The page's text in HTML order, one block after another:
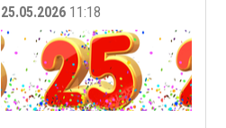
25.05.2026 11:18